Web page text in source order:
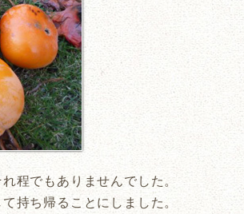
程でもありませんでした。
持ち帰ることにしました。